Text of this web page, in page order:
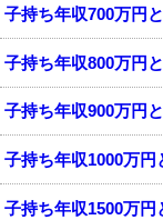
子持ち年収700万円
子持ち年収800万円
子持ち年収900万円
子持ち年収1000万
子持ち年収1500万